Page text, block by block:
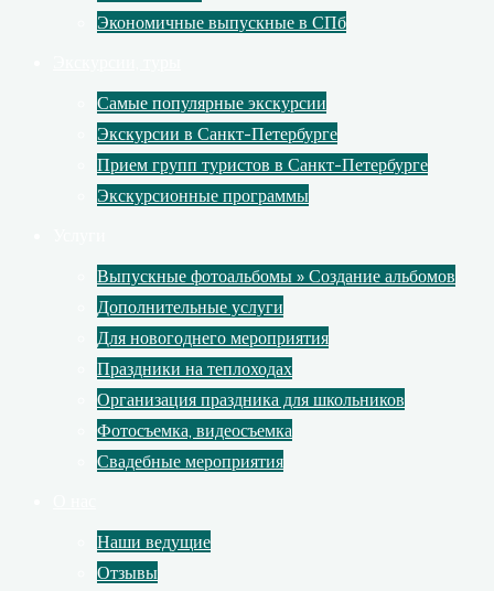
Экономичные выпускные в СПб
Самые популярные экскурсии
Экскурсии в Санкт-Петербурге
Прием групп туристов в Санкт-Петербурге
Экскурсионные программы
Выпускные фотоальбомы » Создание альбомов
Дополнительные услуги
Для новогоднего мероприятия
Праздники на теплоходах
Организация праздника для школьников
Фотосъемка, видеосъемка
Свадебные мероприятия
Наши ведущие
Отзывы